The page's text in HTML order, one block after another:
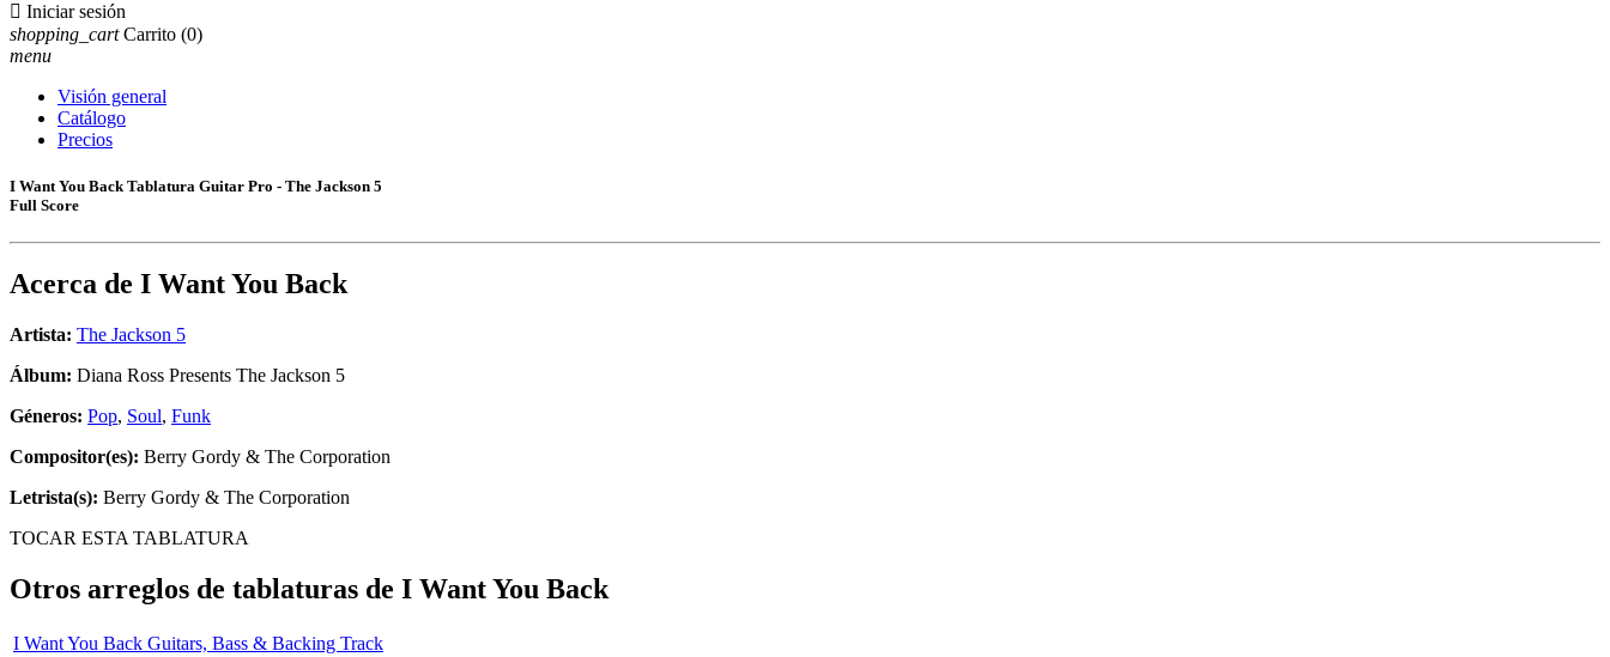
 Iniciar sesión
shopping_cart Carrito (0)
menu
Visión general
Catálogo
Precios
I Want You Back Tablatura Guitar Pro - The Jackson 5
Full Score
Acerca de I Want You Back
Artista: The Jackson 5
Álbum: Diana Ross Presents The Jackson 5
Géneros: Pop, Soul, Funk
Compositor(es): Berry Gordy & The Corporation
Letrista(s): Berry Gordy & The Corporation
TOCAR ESTA TABLATURA
Otros arreglos de tablaturas de I Want You Back
I Want You Back Guitars, Bass & Backing Track